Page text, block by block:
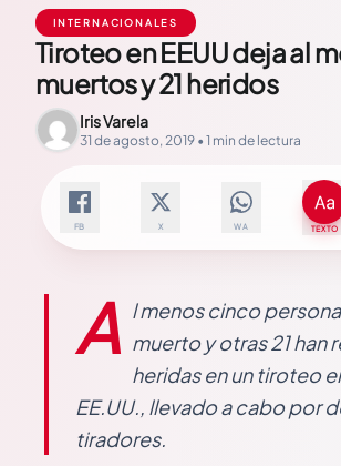
INTERNACIONALES
Tiroteo en EEUU deja al
muertos y 21 heridos
Iris Varela
31 de agosto, 2019 • 1 min de lectura
FB X WA TEXTO
A l menos cinco
muerto y otras 21 han
heridas en un tiroteo
EE.UU., llevado a cabo por
tiradores.